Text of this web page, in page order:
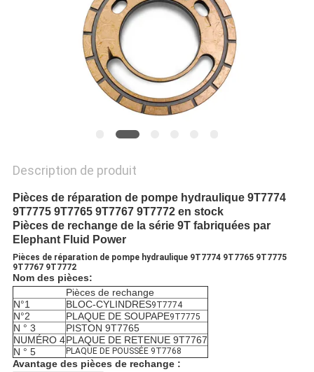
Description de produit
Pièces de réparation de pompe hydraulique 9T7774
9T7775 9T7765 9T7767 9T7772 en stock
Pièces de rechange de la série 9T fabriquées par
Elephant Fluid Power
Pièces de réparation de pompe hydraulique 9T7774 9T7765 9T7775
9T7767 9T7772
Nom des pièces:
Pièces de rechange
N°1
BLOC-CYLINDRES9T7774
N°2 PLAQUE DE SOUPAPE9T7775
N ° 3
PISTON 9T7765
NUMÉRO 4PLAQUE DE RETENUE 9T7767
N ° 5
PLAQUE DE POUSSÉE 9T7768
Avantage des pièces de rechange :